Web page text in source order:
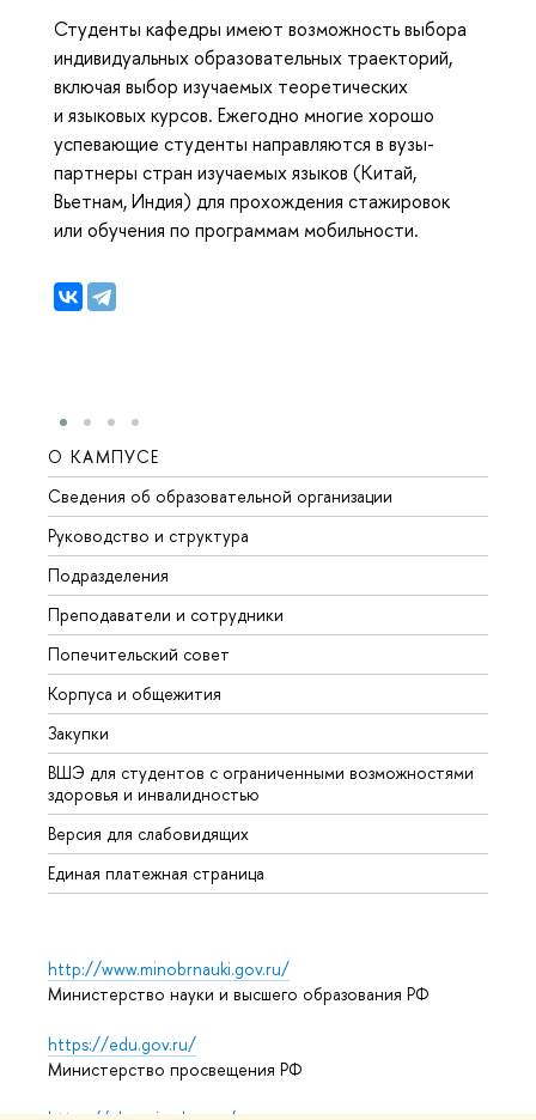
Студенты кафедры имеют возможность выбора
индивидуальных образовательных траекторий,
включая выбор изучаемых теоретических
и языковых курсов. Ежегодно многие хорошо
успевающие студенты направляются в вузы-
партнеры стран изучаемых языков (Китай,
Вьетнам, Индия) для прохождения стажировок
или обучения по программам мобильности.
О КАМПУСЕ
Сведения об образовательной организации
Руководство и структура
Подразделения
Преподаватели и сотрудники
Попечительский совет
Корпуса и общежития
Закупки
ВШЭ для студентов с ограниченными возможностями
здоровья и инвалидностью
Версия для слабовидящих
Единая платежная страница
http://www.minobrnauki.gov.ru/
Министерство науки и высшего образования РФ
https://edu.gov.ru/
Министерство просвещения РФ